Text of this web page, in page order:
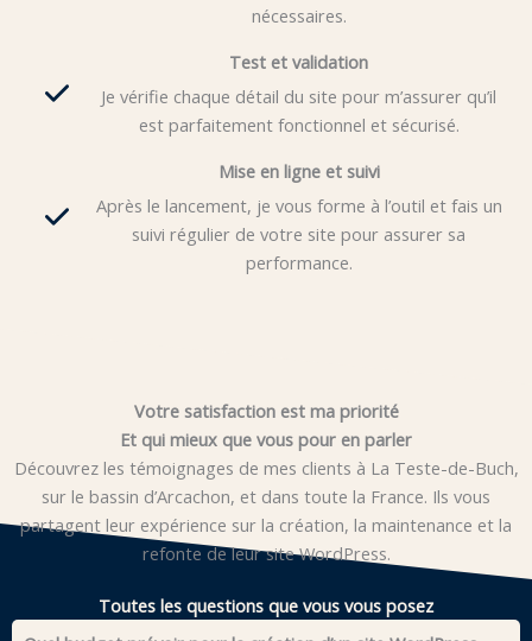
nécessaires.
Test et validation
Je vérifie chaque détail du site pour m’assurer qu’il
est parfaitement fonctionnel et sécurisé.
Mise en ligne et suivi
Après le lancement, je vous forme à l’outil et fais un
suivi régulier de votre site pour assurer sa
performance.
Votre satisfaction est ma priorité
Et qui mieux que vous pour en parler
Découvrez les témoignages de mes clients à La Teste-de-Buch,
sur le bassin d’Arcachon, et dans toute la France. Ils vous
partagent leur expérience sur la création, la maintenance et la
refonte de leur site WordPress.
Toutes les questions que vous vous posez